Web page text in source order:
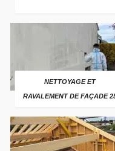
NETTOYAGE ET
RAVALEMENT DE FAÇADE